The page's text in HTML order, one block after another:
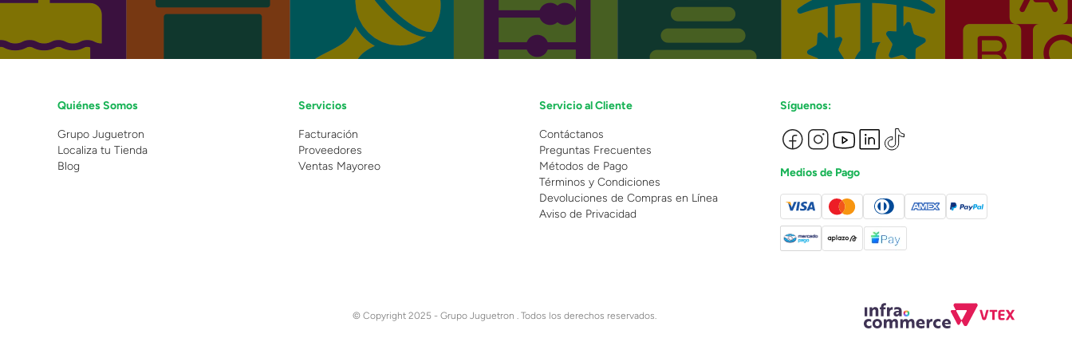
Quiénes Somos
Grupo Juguetron
Localiza tu Tienda
Blog
Servicios
Facturación
Proveedores
Ventas Mayoreo
Servicio al Cliente
Contáctanos
Preguntas Frecuentes
Métodos de Pago
Términos y Condiciones
Devoluciones de Compras en Línea
Aviso de Privacidad
Síguenos:
Medios de Pago
© Copyright 2025 - Grupo Juguetron . Todos los derechos reservados.